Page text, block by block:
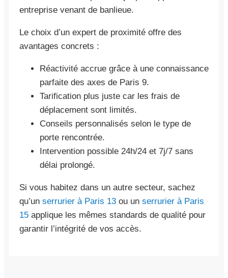
entreprise venant de banlieue.
Le choix d’un expert de proximité offre des
avantages concrets :
Réactivité accrue grâce à une connaissance
parfaite des axes de Paris 9.
Tarification plus juste car les frais de
déplacement sont limités.
Conseils personnalisés selon le type de
porte rencontrée.
Intervention possible 24h/24 et 7j/7 sans
délai prolongé.
Si vous habitez dans un autre secteur, sachez
qu’un serrurier à Paris 13 ou un serrurier à Paris
15 applique les mêmes standards de qualité pour
garantir l’intégrité de vos accès.